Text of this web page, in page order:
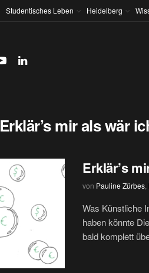
Studentisches Leben Heidelberg
Erklär’s mir als wär
Erklär’s
von Pauline Zürbes,
Was Künstliche
haben könnte
bald komplett